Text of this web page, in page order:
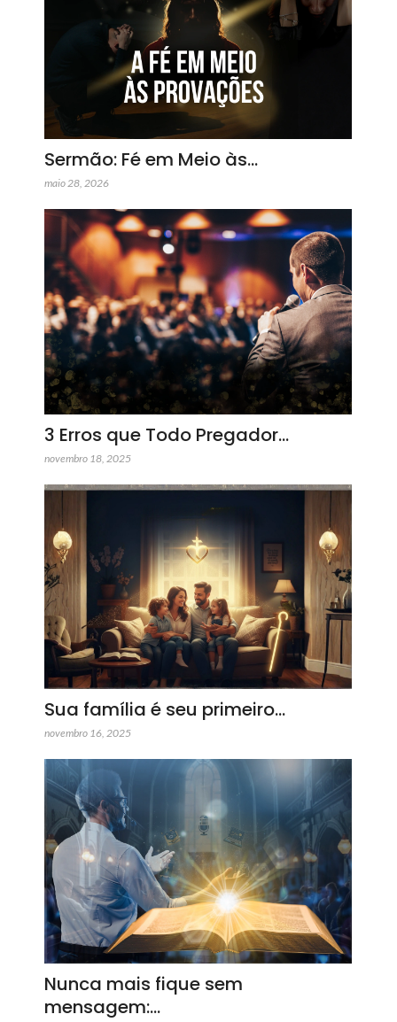
Sermão: Fé em Meio às…
maio 28, 2026
3 Erros que Todo Pregador…
novembro 18, 2025
Sua família é seu primeiro…
novembro 16, 2025
Nunca mais fique sem
mensagem:…